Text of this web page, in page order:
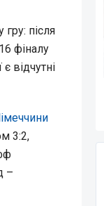
гру: після
фіналу
відчутні
3:2,
–